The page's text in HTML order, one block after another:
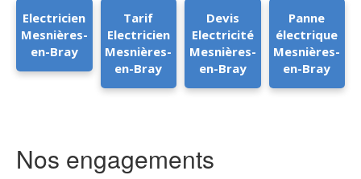
Electricien
Mesnières-
en-Bray
Tarif
Electricien
Mesnières-
en-Bray
Devis
Electricité
Mesnières-
en-Bray
Panne
électrique
Mesnières-
en-Bray
Nos engagements